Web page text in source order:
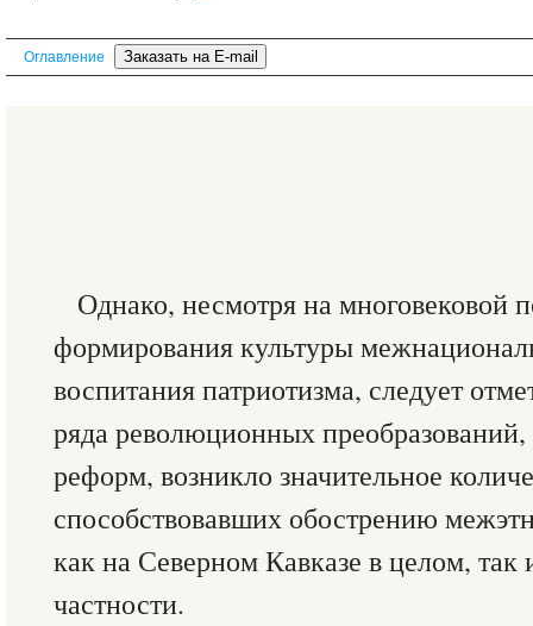
Оглавление
Однако, несмотря на многовековой
формирования культуры
воспитания патриотизма, следует
ряда революционных
реформ, возникло значительное
способствовавших обострению
как на Северном Кавказе в целом, так
частности.